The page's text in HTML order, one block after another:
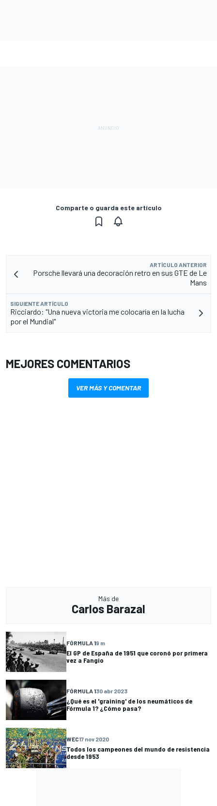
Comparte o guarda este artículo
ARTÍCULO ANTERIOR
Porsche llevará una decoración retro en sus GTE de Le
Mans
SIGUIENTE ARTÍCULO
Ricciardo: "Una nueva victoria me colocaría en la lucha
por el Mundial"
MEJORES COMENTARIOS
VER MÁS Y COMENTAR
Más de
Carlos Barazal
FÓRMULA 19 m
El GP de España de 1951 que coronó por primera
vez a Fangio
FÓRMULA 130 abr 2023
¿Qué es el 'graining' de los neumáticos de
Fórmula 1? ¿Cómo pasa?
WEC17 nov 2020
Todos los campeones del mundo de resistencia
desde 1953